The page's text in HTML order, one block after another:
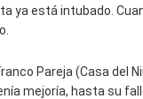
ya está intubado.
Pareja (Casa del
mejoría, hasta su